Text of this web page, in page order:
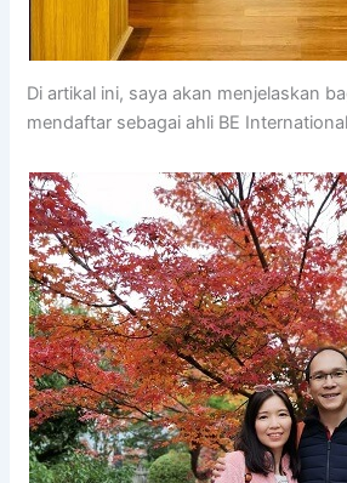
Di artikal ini, saya akan menjelaskan
mendaftar sebagai ahli BE